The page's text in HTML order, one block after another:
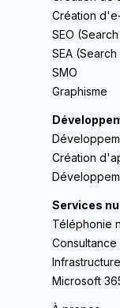
Création
SEO
SEA
SMO
Graphisme
Création
Services
Téléphonie
Microsoft